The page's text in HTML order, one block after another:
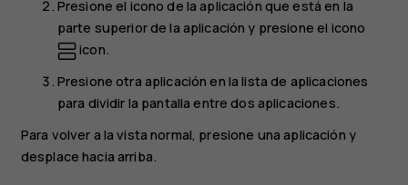
Presione el icono de la aplicación que está en la
parte superior de la aplicación y presione el icono
icon.
Presione otra aplicación en la lista de aplicaciones
para dividir la pantalla entre dos aplicaciones.
Para volver a la vista normal, presione una aplicación y
desplace hacia arriba.